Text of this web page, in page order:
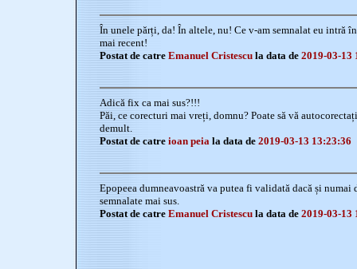
În unele părți, da! În altele, nu! Ce v-am semnalat eu intră
mai recent!
Postat de catre Emanuel Cristescu la data de 2019-03-13
Adică fix ca mai sus?!!!
Păi, ce corecturi mai vreți, domnu? Poate să vă
demult.
Postat de catre ioan peia la data de 2019-03-13 13:23:36
Epopeea dumneavoastră va putea fi validată dacă și numai
semnalate mai sus.
Postat de catre Emanuel Cristescu la data de 2019-03-13